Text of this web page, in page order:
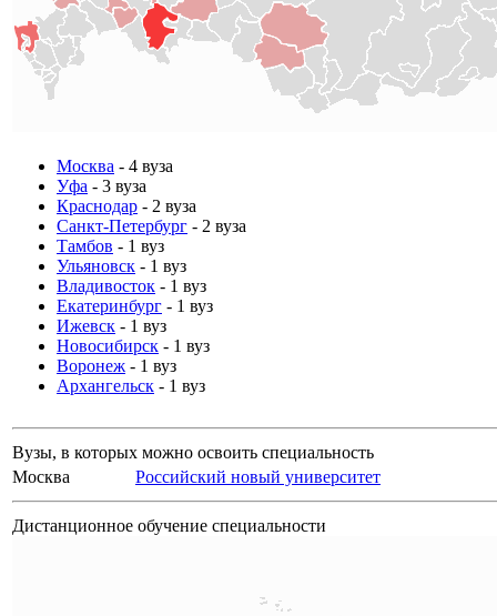
Москва - 4 вуза
Уфа - 3 вуза
Краснодар - 2 вуза
Санкт-Петербург - 2 вуза
Тамбов - 1 вуз
Ульяновск - 1 вуз
Владивосток - 1 вуз
Екатеринбург - 1 вуз
Ижевск - 1 вуз
Новосибирск - 1 вуз
Воронеж - 1 вуз
Архангельск - 1 вуз
Вузы, в которых можно освоить специальность
Москва
Российский новый университет
Дистанционное обучение специальности